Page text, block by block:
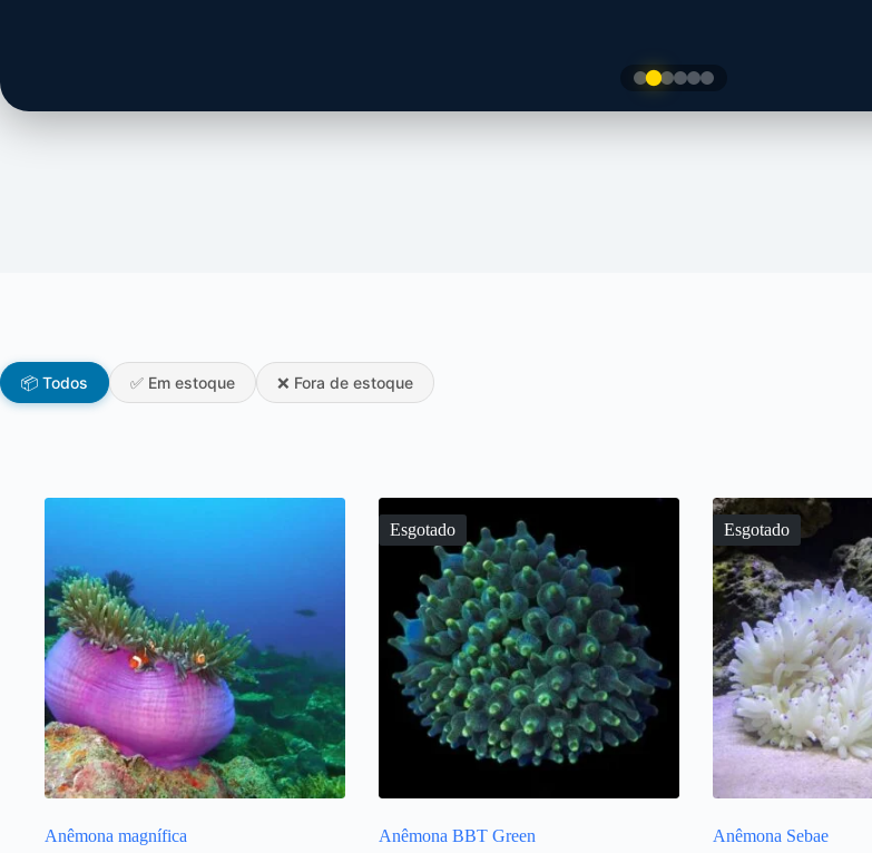
📦 Todos ✅ Em estoque ❌ Fora de estoque
Anêmona magnífica
Esgotado
Anêmona BBT Green
Esgotado
Anêmona Sebae